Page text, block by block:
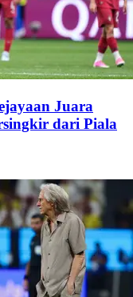
Juara
dari Piala